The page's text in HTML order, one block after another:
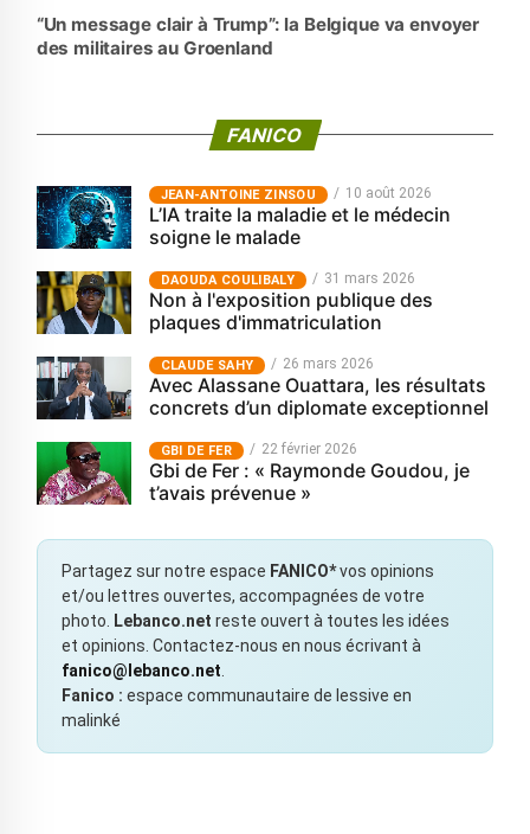
“Un message clair à Trump”: la Belgique va envoyer
des militaires au Groenland
FANICO
JEAN-ANTOINE ZINSOU 10 août 2026
L’IA traite la maladie et le médecin
soigne le malade
‎DAOUDA COULIBALY 31 mars 2026
Non à l'exposition publique des
plaques d'immatriculation
CLAUDE SAHY 26 mars 2026
Avec Alassane Ouattara, les résultats
concrets d’un diplomate exceptionnel
GBI DE FER 22 février 2026
Gbi de Fer : « Raymonde Goudou, je
t’avais prévenue »
Partagez sur notre espace FANICO*vos opinions
et/ou lettres ouvertes, accompagnées de votre
photo.
Lebanco.net reste ouvert à toutes les idées
et opinions. Contactez-nous en nous écrivant à
fanico@lebanco.net
Fanico : espace communautaire de lessive en
malinké